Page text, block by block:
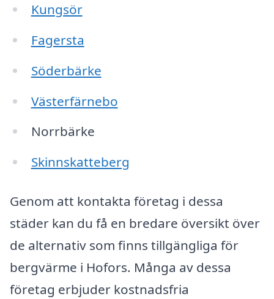
Kungsör
Fagersta
Söderbärke
Västerfärnebo
Norrbärke
Skinnskatteberg
Genom att kontakta företag i dessa
städer kan du få en bredare översikt över
de alternativ som finns tillgängliga för
bergvärme i Hofors. Många av dessa
företag erbjuder kostnadsfria